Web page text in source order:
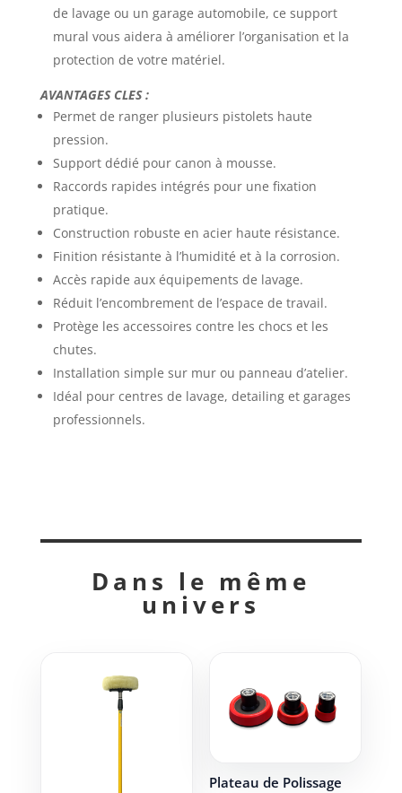
de lavage ou un garage automobile, ce support
mural vous aidera à améliorer l’organisation et la
protection de votre matériel.
AVANTAGES CLES :
Permet de ranger plusieurs pistolets haute
pression.
Support dédié pour canon à mousse.
Raccords rapides intégrés pour une fixation
pratique.
Construction robuste en acier haute résistance.
Finition résistante à l’humidité et à la corrosion.
Accès rapide aux équipements de lavage.
Réduit l’encombrement de l’espace de travail.
Protège les accessoires contre les chocs et les
chutes.
Installation simple sur mur ou panneau d’atelier.
Idéal pour centres de lavage, detailing et garages
professionnels.
Dans le même
univers
Plateau de Polissage